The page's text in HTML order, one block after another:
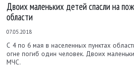
Двоих маленьких детей спасли на
области
07.05.2018
С 4 по 6 мая в населенных пунктах
огне погиб один человек. Двоих
МЧС.